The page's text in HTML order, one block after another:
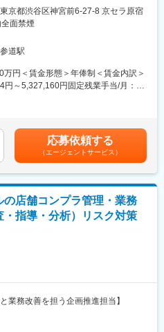
務
おくやみ窓口」の普及は、超高齢社
あなたの仕事が、新しい社会の仕組
さらなる成長基盤構築をお任せします
阪にある各実店舗の運営責任者を担
はじめとしたさらなる成長へのあら
ります。
ト
面接
が生まれるカテゴリを中心とした、
が過去最高の売り上げを更新する躍
京都渋谷区神宮前6-27-8 京セラ原宿
面禁煙
道駅
円＜賃金形態＞年俸制＜賃金内訳＞
～5,327,160円固定残業手当/月：
間を超過した場合は支給あり。賃金
り、選考を通じて上下する可能性が
手当を含めた表記です。
応募依頼する
（エージェントサービス）
の店舗コンプラ管理・業務
指導・分析）リスク対策
業務改善を担う企画推進担当】